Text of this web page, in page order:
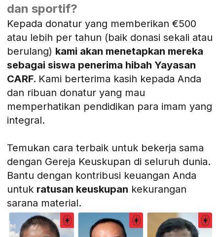
dan sportif?
Kepada donatur yang memberikan €500
atau lebih per tahun (baik donasi sekali atau
berulang) kami akan menetapkan mereka
sebagai siswa penerima hibah Yayasan
CARF. Kami berterima kasih kepada Anda
dan ribuan donatur yang mau
memperhatikan pendidikan para imam yang
integral.
Temukan cara terbaik untuk bekerja sama
dengan Gereja Keuskupan di seluruh dunia.
Bantu dengan kontribusi keuangan Anda
untuk ratusan keuskupan kekurangan
sarana material.